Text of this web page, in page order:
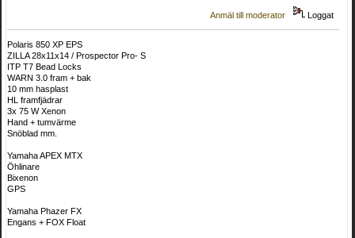
Anmäl till moderator Loggat
Polaris 850 XP EPS
ZILLA 28x11x14 / Prospector Pro- S
ITP T7 Bead Locks
WARN 3.0 fram + bak
10 mm hasplast
HL framfjädrar
3x 75 W Xenon
Hand + tumvärme
Snöblad mm.
Yamaha APEX MTX
Öhlinare
Bixenon
GPS
Yamaha Phazer FX
Engans + FOX Float